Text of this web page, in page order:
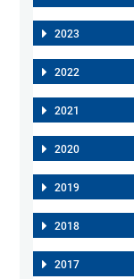
2023
2022
2021
2020
2019
2018
2017